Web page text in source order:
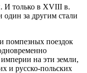
И только в XVIII в.
за другим стали
помпезных поездок
на эти земли,
и русско-польских